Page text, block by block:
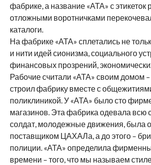
фабрике, а название «АТА» с этикеток
отложными воротничками
каталоги.
На фабрике «АТА» сплетались не
и нити идей сионизма, социального
финансовых прозрений,
Рабочие считали «АТА» своим домом
строил фабрику вместе с
поликлиникой. У «АТА» было сто
магазинов. Эта фабрика одевала всю
солдат, молодежные движения, была
поставщиком ЦАХАЛа, а до этого –
полиции. «АТА» определила
времени – того, что мы называем